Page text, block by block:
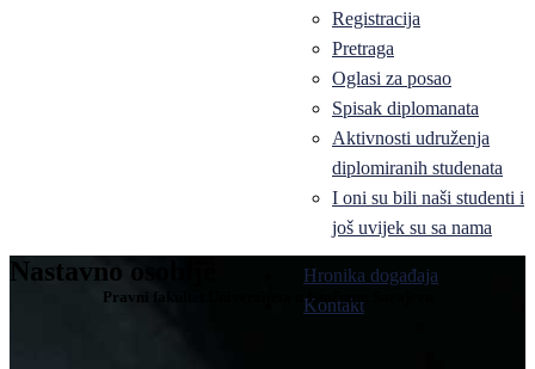
Registracija
Pretraga
Oglasi za posao
Spisak diplomanata
Aktivnosti udruženja
diplomiranih studenata
I oni su bili naši studenti i
još uvijek su sa nama
Hronika događaja
Kontakt
Nastavno osoblje
Pravni fakultet Univerziteta u Istočnom Sarajevu